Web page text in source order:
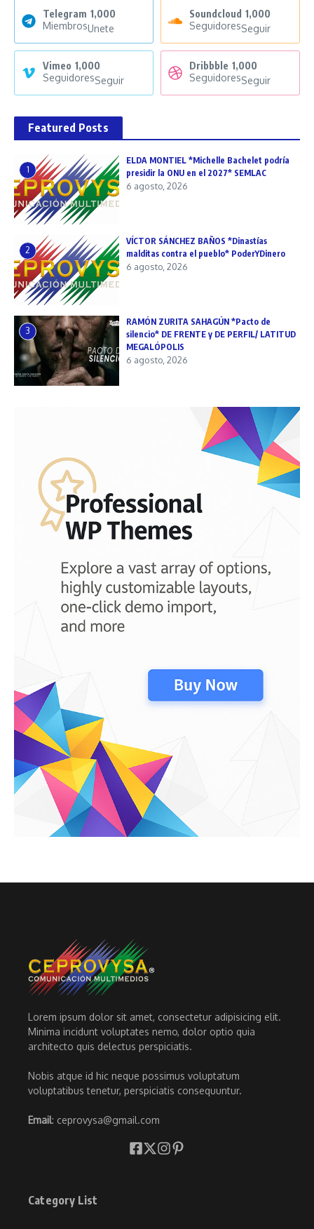
Telegram 1,000
MiembrosUnete
Soundcloud 1,000
SeguidoresSeguir
Vimeo 1,000
SeguidoresSeguir
Dribbble 1,000
SeguidoresSeguir
Featured Posts
1
ELDA MONTIEL *Michelle Bachelet podría
presidir la ONU en el 2027* SEMLAC
6 agosto, 2026
2
VÍCTOR SÁNCHEZ BAÑOS *Dinastías
malditas contra el pueblo* PoderYDinero
6 agosto, 2026
3
RAMÓN ZURITA SAHAGÚN *Pacto de
silencio* DE FRENTE y DE PERFIL/ LATITUD
MEGALÓPOLIS
6 agosto, 2026
Lorem ipsum dolor sit amet, consectetur adipisicing elit.
Minima incidunt voluptates nemo, dolor optio quia
architecto quis delectus perspiciatis.
Nobis atque id hic neque possimus voluptatum
voluptatibus tenetur, perspiciatis consequuntur.
Email: ceprovysa@gmail.com
Category List